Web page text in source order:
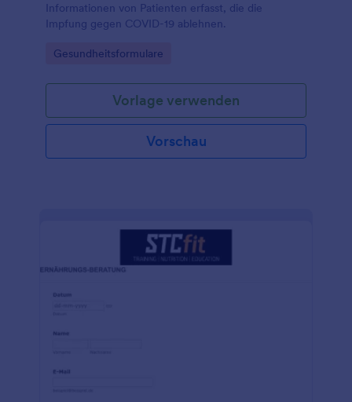
Informationen von Patienten erfasst, die die
Impfung gegen COVID-19 ablehnen.
Go to Category:
Gesundheitsformulare
Vorlage verwenden
Vorschau